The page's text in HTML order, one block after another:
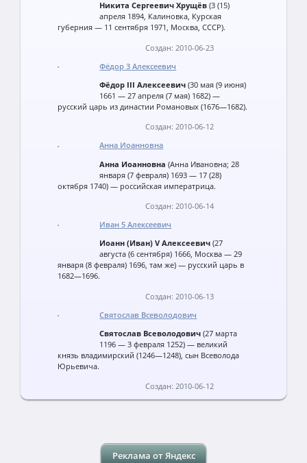
Никита Сергеевич Хрущёв (3 (15)
апреля 1894, Калиновка, Курская
губерния — 11 сентября 1971, Москва, СССР).
Создан: 2010-06-23
Фёдор 3 Алексеевич
Фёдор III Алексеевич (30 мая (9 июня)
1661 — 27 апреля (7 мая) 1682) —
русский царь из династии Романовых (1676—1682).
Создан: 2010-06-12
Анна Иоанновна
Анна Иоанновна (Анна Ивановна; 28
января (7 февраля) 1693 — 17 (28)
октября 1740) — российская императрица.
Создан: 2010-06-14
Иван 5 Алексеевич
Иоанн (Иван) V Алексеевич (27
августа (6 сентября) 1666, Москва — 29
января (8 февраля) 1696, там же) — русский царь в
1682—1696.
Создан: 2010-06-13
Святослав Всеволодович
Святослав Всеволодович (27 марта
1196 — 3 февраля 1252) — великий
князь владимирский (1246—1248), сын Всеволода
Юрьевича.
Создан: 2010-06-12
Реклама от Яндекс